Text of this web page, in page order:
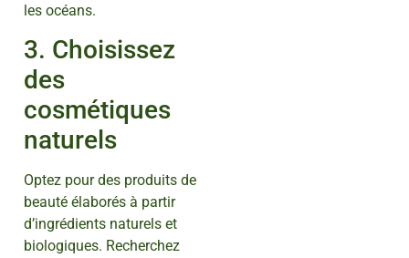
les océans.
3. Choisissez
des
cosmétiques
naturels
Optez pour des produits de
beauté élaborés à partir
d’ingrédients naturels et
biologiques. Recherchez